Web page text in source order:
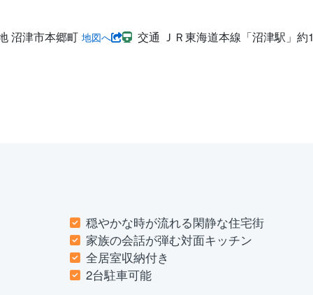
沼津市本郷町 地図へ 交通 ＪＲ東海道本線「沼津駅」約
穏やかな時が流れる閑静な住宅街
家族の会話が弾む対面キッチン
全居室収納付き
2台駐車可能